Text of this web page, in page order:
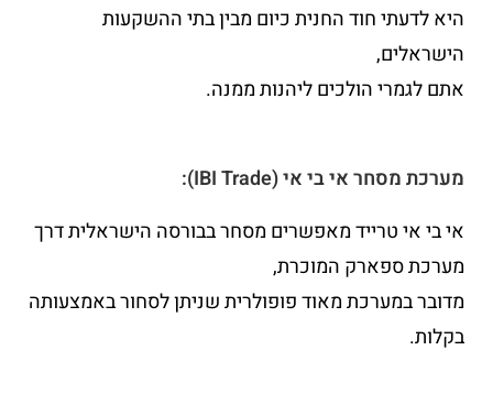
היא לדעתי חוד החנית כיום מבין בתי ההשקעות
הישראלים,
אתם לגמרי הולכים ליהנות ממנה.
מערכת מסחר אי בי אי (IBI Trade):
אי בי אי טרייד מאפשרים מסחר בבורסה הישראלית דרך
מערכת ספארק המוכרת,
מדובר במערכת מאוד פופולרית שניתן לסחור באמצעותה
בקלות.